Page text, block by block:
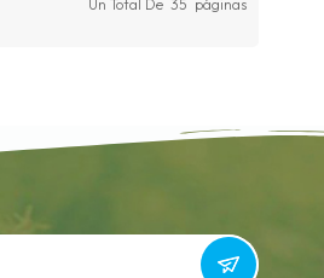
Un Total De 35 Páginas